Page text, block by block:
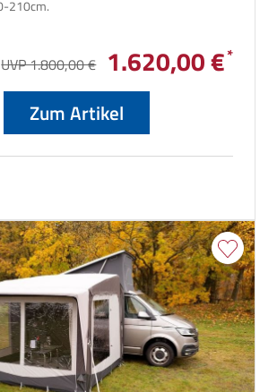
UVP 1.800,00 € 1.620,00 €
Zum Artikel